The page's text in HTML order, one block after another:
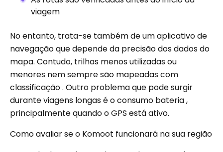
viagem
No entanto, trata-se também de um aplicativo de
navegação que depende da precisão dos dados do
mapa. Contudo, trilhas menos utilizadas ou
menores nem sempre são mapeadas com
classificação . Outro problema que pode surgir
durante viagens longas é o consumo bateria ,
principalmente quando o GPS está ativo.
Como avaliar se o Komoot funcionará na sua região